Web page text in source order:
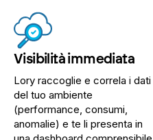
Visibilità immediata
Lory raccoglie e correla i dati
del tuo ambiente
(performance, consumi,
anomalie) e te li presenta in